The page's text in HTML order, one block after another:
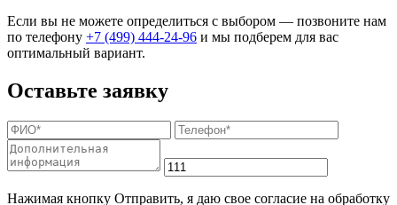
Если вы не можете определиться с выбором — позвоните нам
по телефону +7 (499) 444-24-96 и мы подберем для вас
оптимальный вариант.
Оставьте заявку
Нажимая кнопку Отправить, я даю свое согласие на обработку